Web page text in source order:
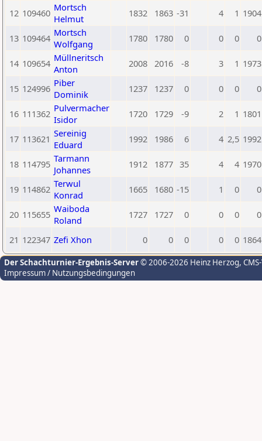
12 109460 Mortsch
Helmut
1832 1863 -31 4 1 1904
13 109464 Mortsch
Wolfgang
1780 1780 0 0 0 0
14 109654 Müllneritsch
Anton
2008 2016 -8 3 1 1973
15 124996 Piber
Dominik
1237 1237 0 0 0 0
16 111362 Pulvermacher
Isidor
1720 1729 -9 2 1 1801
17 113621 Sereinig
Eduard
1992 1986 6 4 2,5 1992
18 114795 Tarmann
Johannes
1912 1877 35 4 4 1970
19 114862 Terwul
Konrad
1665 1680 -15 1 0 0
20 115655 Waiboda
Roland
1727 1727 0 0 0 0
21 122347 Zefi Xhon 0 0 0 0 0 1864
Der Schachturnier-Ergebnis-Server© 2006-2026 Heinz Herzog,
Impressum / Nutzungsbedingungen